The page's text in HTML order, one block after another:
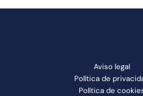
Aviso legal
Política de
Política de